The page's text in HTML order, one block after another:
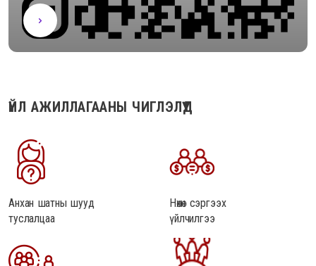
ҮЙЛ АЖИЛЛАГААНЫ ЧИГЛЭЛҮҮД
Анхан шатны шууд
туслалцаа
Нөхөн сэргээх
үйлчилгээ